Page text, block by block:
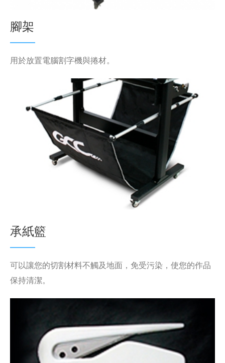
腳架
用於放置電腦割字機與捲材。
承紙籃
可以讓您的切割材料不觸及地面，免受污染，使您的作品
保持清潔。